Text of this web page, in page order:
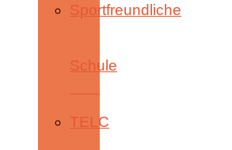
Sportfreundliche
Schule
TELC